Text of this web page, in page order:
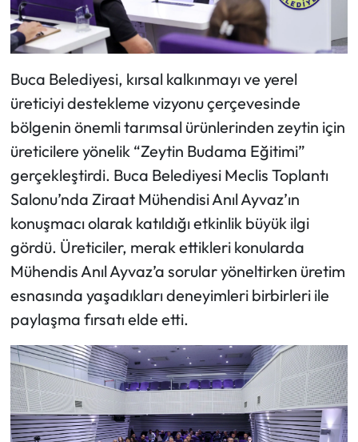
Buca Belediyesi, kırsal kalkınmayı ve yerel
üreticiyi destekleme vizyonu çerçevesinde
bölgenin önemli tarımsal ürünlerinden zeytin için
üreticilere yönelik “Zeytin Budama Eğitimi”
gerçekleştirdi. Buca Belediyesi Meclis Toplantı
Salonu’nda Ziraat Mühendisi Anıl Ayvaz’ın
konuşmacı olarak katıldığı etkinlik büyük ilgi
gördü. Üreticiler, merak ettikleri konularda
Mühendis Anıl Ayvaz’a sorular yöneltirken üretim
esnasında yaşadıkları deneyimleri birbirleri ile
paylaşma fırsatı elde etti.